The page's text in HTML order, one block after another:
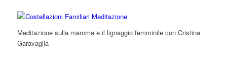
Meditazione sulla mamma e il lignaggio femminile con Cristina
Garavaglia